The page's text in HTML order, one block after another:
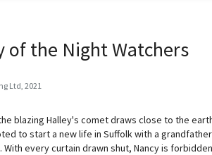
of the Night Watchers
Ltd, 2021
the blazing Halley's comet draws close to the
to start a new life in Suffolk with a
With every curtain drawn shut, Nancy is forbidden